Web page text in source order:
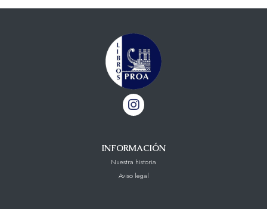
INFORMACIÓN
Nuestra historia
Aviso legal